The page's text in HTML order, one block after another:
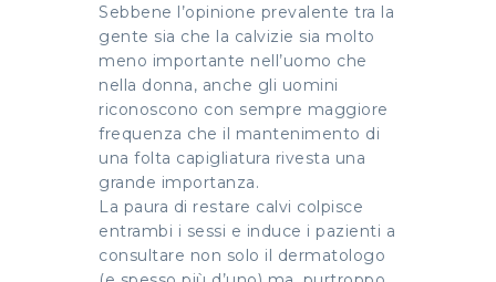
Sebbene l’opinione prevalente tra la
gente sia che la calvizie sia molto
meno importante nell’uomo che
nella donna, anche gli uomini
riconoscono con sempre maggiore
frequenza che il mantenimento di
una folta capigliatura rivesta una
grande importanza.
La paura di restare calvi colpisce
entrambi i sessi e induce i pazienti a
consultare non solo il dermatologo